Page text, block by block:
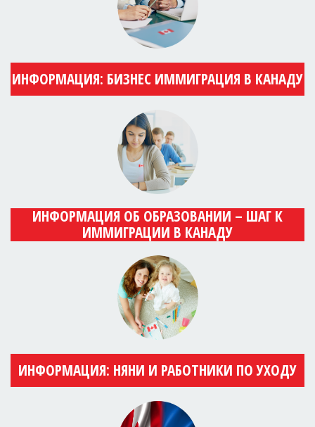
ИНФОРМАЦИЯ: БИЗНЕС ИММИГРАЦИЯ В КАНАДУ
ИНФОРМАЦИЯ ОБ ОБРАЗОВАНИИ – ШАГ К
ИММИГРАЦИИ В КАНАДУ
ИНФОРМАЦИЯ: НЯНИ И РАБОТНИКИ ПО УХОДУ